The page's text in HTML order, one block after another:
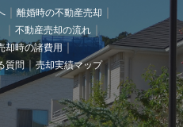
離婚時の不動産売却
不動産売却の流れ
却時の諸費用
質問 売却実績マップ